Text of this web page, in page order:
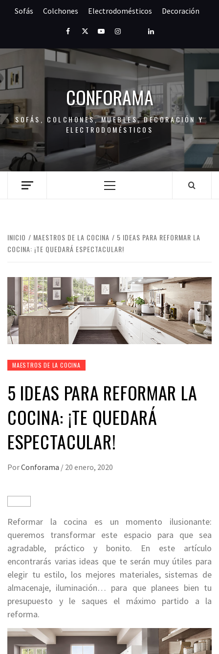
Sofás Colchones Electrodomésticos Decoración
FacebookTwitterYoutubeInstagramPinterestLinkedIn
CONFORAMA
SOFÁS, COLCHONES, MUEBLES, DECORACIÓN Y
ELECTRODOMÉSTICOS
Menú
INICIO MAESTROS DE LA COCINA
5 IDEAS PARA REFORMAR LA
COCINA: ¡TE QUEDARÁ ESPECTACULAR!
MAESTROS DE LA COCINA
5 IDEAS PARA REFORMAR LA
COCINA: ¡TE QUEDARÁ
ESPECTACULAR!
PorConforama / 20 enero, 2020
Reformar la cocina es un momento ilusionante:
queremos transformar este espacio para que sea
agradable, práctico y bonito. En este artículo
encontrarás varias ideas que te serán muy útiles para
elegir tu estilo, los mejores materiales, sistemas de
almacenaje, iluminación… para que planees bien tu
presupuesto y le saques el máximo partido a la
reforma.